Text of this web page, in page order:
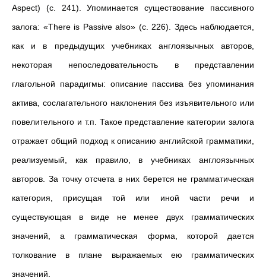
Aspect) (с. 241). Упоминается существование пассивного
залога: «There is Passive also» (с. 226). Здесь наблюдается,
как и в предыдущих учебниках англоязычных авторов,
некоторая непоследовательность в представлении
глагольной парадигмы: описание пассива без упоминания
актива, сослагательного наклонения без изъявительного или
повелительного и т.п. Такое представление категории залога
отражает общий подход к описанию английской грамматики,
реализуемый, как правило, в учебниках англоязычных
авторов. За точку отсчета в них берется не грамматическая
категория, присущая той или иной части речи и
существующая в виде не менее двух грамматических
значений, а грамматическая форма, которой дается
толкование в плане выражаемых ею грамматических
значений.